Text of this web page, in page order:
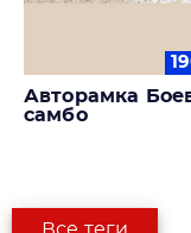
Авторамка
самбо